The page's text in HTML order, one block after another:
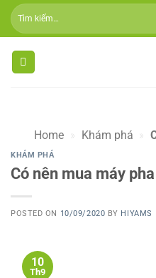
Skip
Tìm
kiếm:
Home » Khám phá »
KHÁM PHÁ
Có nên mua máy
POSTED ON 10/09/2020 BY HIYAMS
10
Th9